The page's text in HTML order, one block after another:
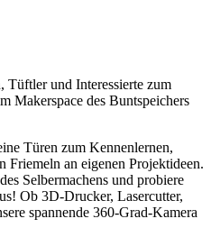
Tüftler und Interessierte zum
Makerspace des Buntspeichers
Türen zum Kennenlernen,
Friemeln an eigenen Projektideen.
Selbermachens und probiere
Ob 3D-Drucker, Lasercutter,
spannende 360-Grad-Kamera